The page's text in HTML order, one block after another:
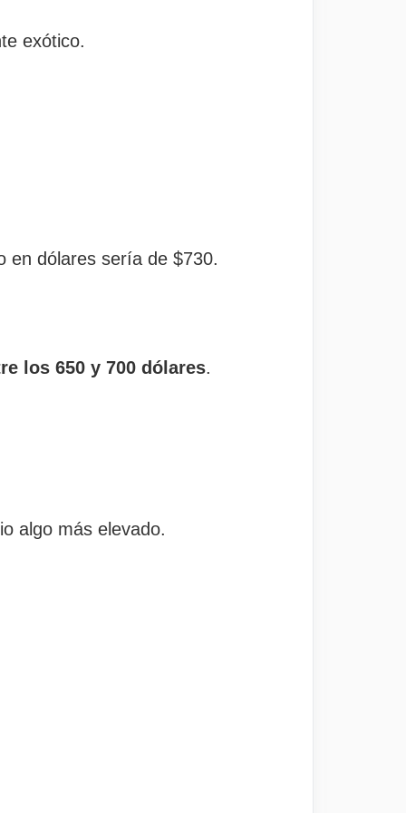
exótico.
en dólares sería de $730.
los 650 y 700 dólares.
algo más elevado.